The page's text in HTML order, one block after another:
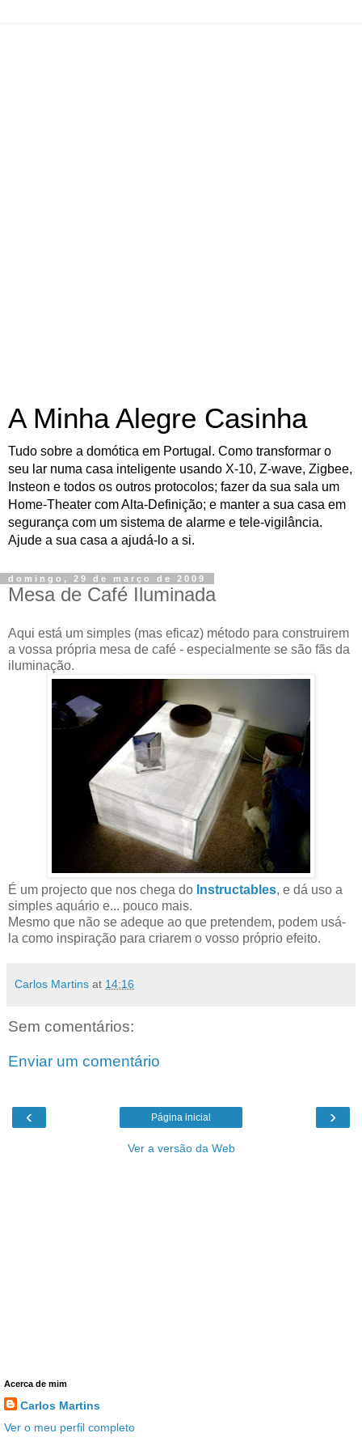
A Minha Alegre Casinha
Tudo sobre a domótica em Portugal. Como transformar o
seu lar numa casa inteligente usando X-10, Z-wave, Zigbee,
Insteon e todos os outros protocolos; fazer da sua sala um
Home-Theater com Alta-Definição; e manter a sua casa em
segurança com um sistema de alarme e tele-vigilância.
Ajude a sua casa a ajudá-lo a si.
domingo, 29 de março de 2009
Mesa de Café Iluminada
Aqui está um simples (mas eficaz) método para construirem
a vossa própria mesa de café - especialmente se são fãs da
iluminação.
É um projecto que nos chega do Instructables, e dá uso a
simples aquário e... pouco mais.
Mesmo que não se adeque ao que pretendem, podem usá-
la como inspiração para criarem o vosso próprio efeito.
Carlos Martins at 14:16
Sem comentários:
Enviar um comentário
‹ ›
Página inicial
Ver a versão da Web
Acerca de mim
Carlos Martins
Ver o meu perfil completo